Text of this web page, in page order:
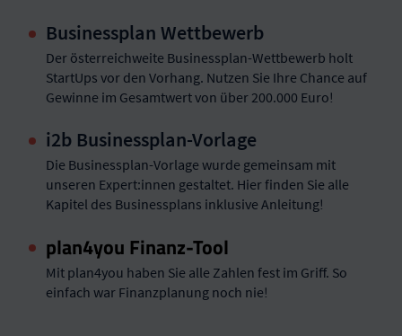
Businessplan Wettbewerb
Der österreichweite Businessplan-Wettbewerb holt
StartUps vor den Vorhang. Nutzen Sie Ihre Chance auf
Gewinne im Gesamtwert von über 200.000 Euro!
i2b Businessplan-Vorlage
Die Businessplan-Vorlage wurde gemeinsam mit
unseren Expert:innen gestaltet. Hier finden Sie alle
Kapitel des Businessplans inklusive Anleitung!
plan4you Finanz-Tool
Mit plan4you haben Sie alle Zahlen fest im Griff. So
einfach war Finanzplanung noch nie!